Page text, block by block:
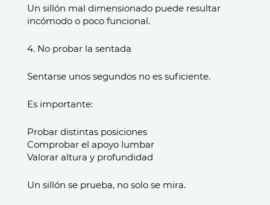
Un sillón mal dimensionado puede resultar
incómodo o poco funcional.
4. No probar la sentada
Sentarse unos segundos no es suficiente.
Es importante:
Probar distintas posiciones
Comprobar el apoyo lumbar
Valorar altura y profundidad
Un sillón se prueba, no solo se mira.